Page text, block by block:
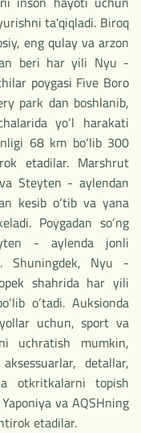
ta'qiqladi. Biroq
eng qulay va arzon
beri har yili Nyu -
poygasi Five Boro
park dan boshlanib,
yo‘l harakati
68 km bo‘lib 300
etadilar. Marshrut
Steyten - aylendan
kesib o‘tib va yana
Poygadan so‘ng
- aylenda jonli
Shuningdek, Nyu -
shahrida har yili
o‘tadi. Auksionda
uchun, sport va
uchratish mumkin,
detallar,
otkritkalarni topish
va AQSHning
etadilar.